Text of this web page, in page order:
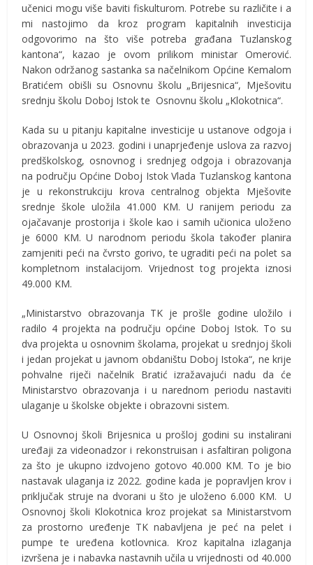
učenici mogu više baviti fiskulturom. Potrebe su različite i a
mi nastojimo da kroz program kapitalnih investicija
odgovorimo na što više potreba građana Tuzlanskog
kantona“, kazao je ovom prilikom ministar Omerović.
Nakon održanog sastanka sa načelnikom Općine Kemalom
Bratićem obišli su Osnovnu školu „Brijesnica“, Mješovitu
srednju školu Doboj Istok te Osnovnu školu „Klokotnica“.
Kada su u pitanju kapitalne investicije u ustanove odgoja i
obrazovanja u 2023. godini i unaprjeđenje uslova za razvoj
predškolskog, osnovnog i srednjeg odgoja i obrazovanja
na području Općine Doboj Istok Vlada Tuzlanskog kantona
je u rekonstrukciju krova centralnog objekta Mješovite
srednje škole uložila 41.000 KM. U ranijem periodu za
ojačavanje prostorija i škole kao i samih učionica uloženo
je 6000 KM. U narodnom periodu škola također planira
zamjeniti peći na čvrsto gorivo, te ugraditi peći na polet sa
kompletnom instalacijom. Vrijednost tog projekta iznosi
49.000 KM.
„Ministarstvo obrazovanja TK je prošle godine uložilo i
radilo 4 projekta na području općine Doboj Istok. To su
dva projekta u osnovnim školama, projekat u srednjoj školi
i jedan projekat u javnom obdaništu Doboj Istoka“, ne krije
pohvalne riječi načelnik Bratić izražavajući nadu da će
Ministarstvo obrazovanja i u narednom periodu nastaviti
ulaganje u školske objekte i obrazovni sistem.
U Osnovnoj školi Brijesnica u prošloj godini su instalirani
uređaji za videonadzor i rekonstruisan i asfaltiran poligona
za što je ukupno izdvojeno gotovo 40.000 KM. To je bio
nastavak ulaganja iz 2022. godine kada je popravljen krov i
priključak struje na dvorani u što je uloženo 6.000 KM. U
Osnovnoj školi Klokotnica kroz projekat sa Ministarstvom
za prostorno uređenje TK nabavljena je peć na pelet i
pumpe te uređena kotlovnica. Kroz kapitalna izlaganja
izvršena je i nabavka nastavnih učila u vrijednosti od 40.000